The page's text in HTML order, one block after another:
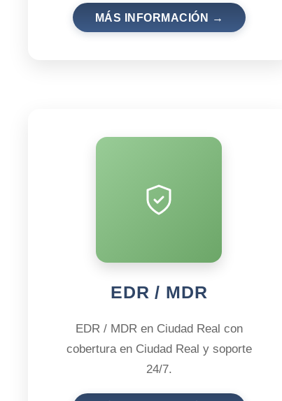
MÁS INFORMACIÓN →
EDR / MDR
EDR / MDR en Ciudad Real con
cobertura en Ciudad Real y soporte
24/7.